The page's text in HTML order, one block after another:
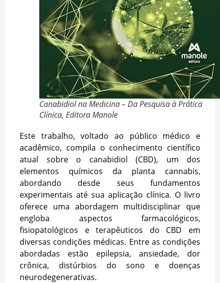
Canabidiol na Medicina – Da Pesquisa à Prática
Clínica, Editora Manole
Este trabalho, voltado ao público médico e
acadêmico, compila o conhecimento científico
atual sobre o canabidiol (CBD), um dos
elementos químicos da planta cannabis,
abordando desde seus fundamentos
experimentais até sua aplicação clínica. O livro
oferece uma abordagem multidisciplinar que
engloba aspectos farmacológicos,
fisiopatológicos e terapêuticos do CBD em
diversas condições médicas. Entre as condições
abordadas estão epilepsia, ansiedade, dor
crônica, distúrbios do sono e doenças
neurodegenerativas.